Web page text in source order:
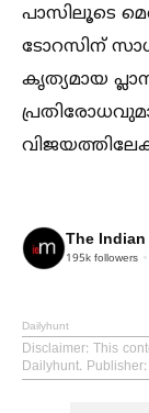
പാസിലൂടെ
ടോറസിന്
കൃത്യമായ
The
195k followers
Dailyhunt
Disclaimer: This
Dailyhunt.